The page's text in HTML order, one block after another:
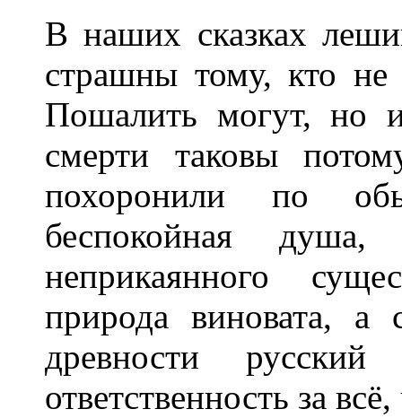
В наших сказках
страшны тому, кто не
Пошалить могут, но
смерти таковы
похоронили по
беспокойная
неприкаянного
природа виновата,
древности
ответственность за